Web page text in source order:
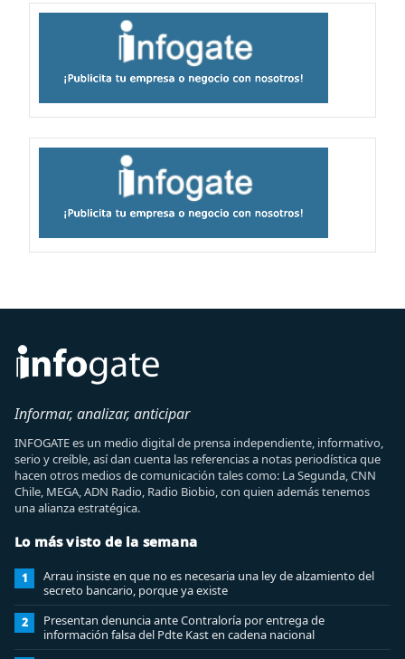
Informar, analizar, anticipar
INFOGATE es un medio digital de prensa independiente, informativo,
serio y creíble, así dan cuenta las referencias a notas periodística que
hacen otros medios de comunicación tales como: La Segunda, CNN
Chile, MEGA, ADN Radio, Radio Biobio, con quien además tenemos
una alianza estratégica.
Lo más visto de la semana
1
Arrau insiste en que no es necesaria una ley de alzamiento del
secreto bancario, porque ya existe
2
Presentan denuncia ante Contraloría por entrega de
información falsa del Pdte Kast en cadena nacional